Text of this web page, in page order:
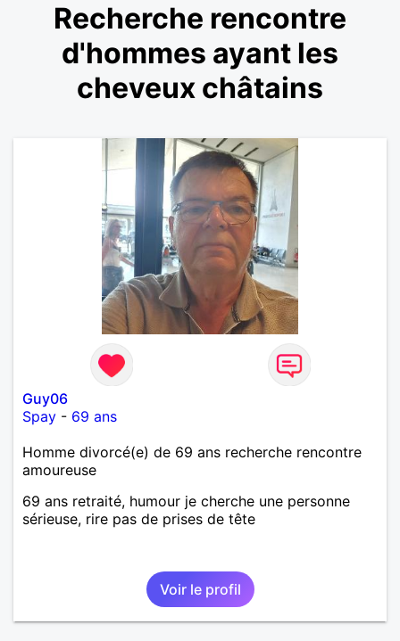
Recherche rencontre
d'hommes ayant les
cheveux châtains
Guy06
Spay - 69 ans
Homme divorcé(e) de 69 ans recherche rencontre
amoureuse
69 ans retraité, humour je cherche une personne
sérieuse, rire pas de prises de tête
Voir le profil